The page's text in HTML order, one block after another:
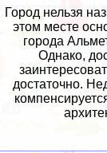
Город нельзя
этом месте
города
Однако,
достаточно.